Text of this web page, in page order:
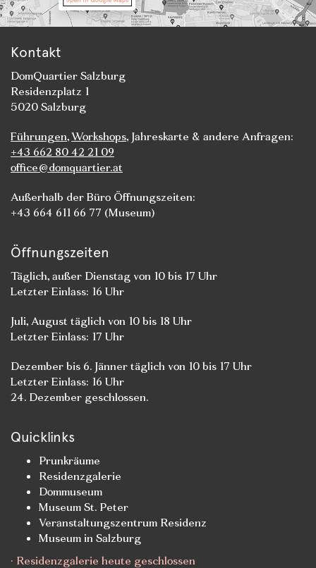
Kontakt
DomQuartier Salzburg
Residenzplatz 1
5020 Salzburg
Führungen,Workshops, Jahreskarte & andere Anfragen:
+43 662 80 42 21 09
office@domquartier.at
Außerhalb der Büro Öffnungszeiten:
+43 664 611 66 77 (Museum)
Öffnungszeiten
Täglich, außer Dienstag von 10 bis 17 Uhr
Letzter Einlass: 16 Uhr
Juli, August täglich von 10 bis 18 Uhr
Letzter Einlass: 17 Uhr
Dezember bis 6. Jänner täglich von 10 bis 17 Uhr
Letzter Einlass: 16 Uhr
24. Dezember geschlossen.
Quicklinks
Prunkräume
Residenzgalerie
Dommuseum
Museum St. Peter
Veranstaltungszentrum Residenz
Museum in Salzburg
· Residenzgalerie heute geschlossen